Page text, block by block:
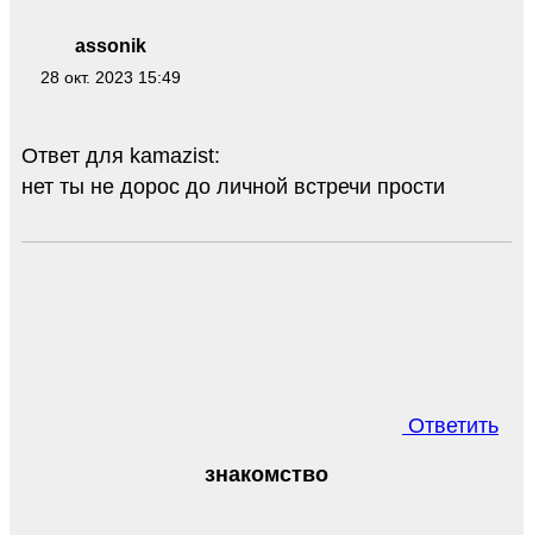
assonik
28 окт. 2023 15:49
Ответ для kamazist:
нет ты не дорос до личной встречи прости
Ответить
знакомство